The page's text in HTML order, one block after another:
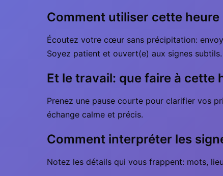
Comment utiliser cette heure
Écoutez votre cœur sans précipitation:
Soyez patient et ouvert(e) aux signes subtils.
Et le travail: que faire à cette
Prenez une pause courte pour clarifier vos
échange calme et précis.
Comment interpréter les
Notez les détails qui vous frappent: mots,